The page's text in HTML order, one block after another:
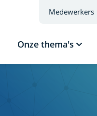
Onze thema's
Medewerkers